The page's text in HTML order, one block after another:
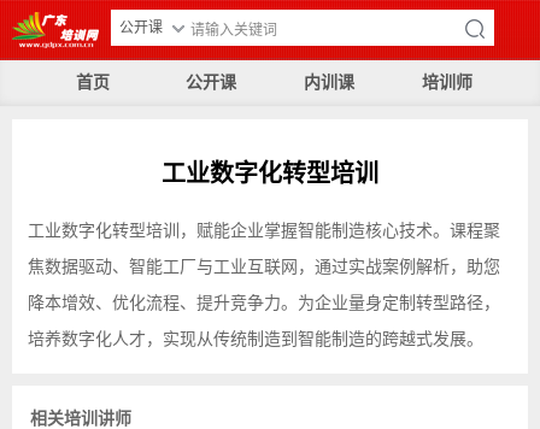
公开课
首页 公开课 内训课 培训师
工业数字化转型培训
工业数字化转型培训，赋能企业掌握智能制造核心技术。课程聚
焦数据驱动、智能工厂与工业互联网，通过实战案例解析，助您
降本增效、优化流程、提升竞争力。为企业量身定制转型路径，
培养数字化人才，实现从传统制造到智能制造的跨越式发展。
相关培训讲师